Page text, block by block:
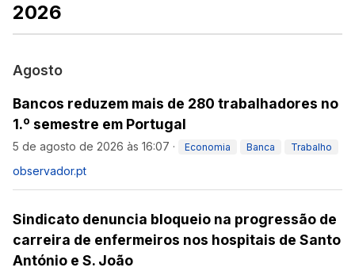
2026
Agosto
Bancos reduzem mais de 280 trabalhadores no
1.º semestre em Portugal
5 de agosto de 2026 às 16:07 · Economia Banca Trabalho
observador.pt
Sindicato denuncia bloqueio na progressão de
carreira de enfermeiros nos hospitais de Santo
António e S. João